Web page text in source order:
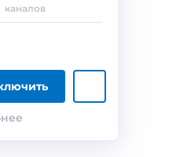
каналов